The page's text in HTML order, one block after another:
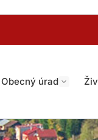
Obecný úrad